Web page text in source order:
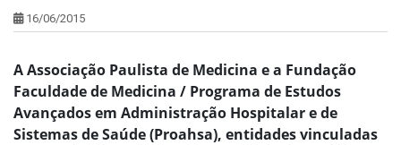
16/06/2015
A Associação Paulista de Medicina e a Fundação
Faculdade de Medicina / Programa de Estudos
Avançados em Administração Hospitalar e de
Sistemas de Saúde (Proahsa), entidades vinculadas